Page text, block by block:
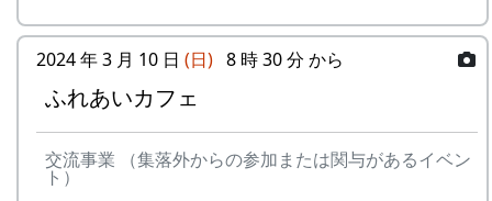
2024 年 3 月 10 日 (日) 8 時 30 分 から
ふれあいカフェ
交流事業 （集落外からの参加または関与があるイベン
ト）